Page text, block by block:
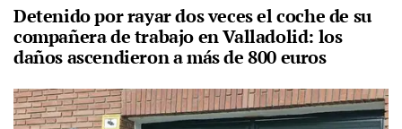
Detenido por rayar dos veces el coche de su
compañera de trabajo en Valladolid: los
daños ascendieron a más de 800 euros